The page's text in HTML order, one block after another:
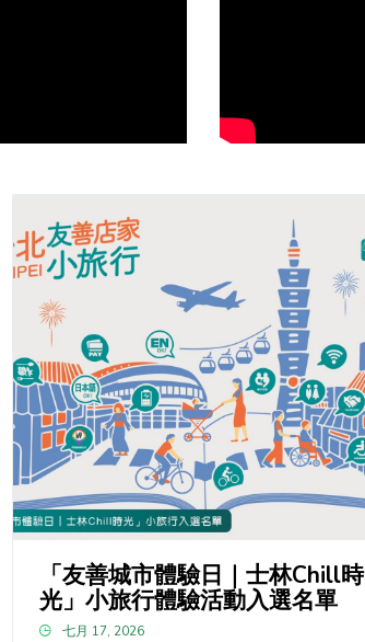
「友善城市體驗日｜士林Chill時
光」小旅行體驗活動入選名單
七月 17, 2026